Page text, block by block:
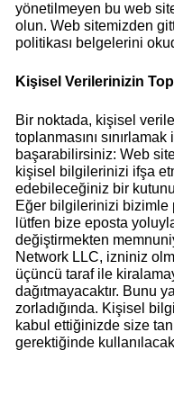
yönetilmeyen bu web
olun. Web sitemizden
politikası belgelerini
Kişisel Verilerinizin
Bir noktada, kişisel
toplanmasını
başarabilirsiniz: Web
kişisel bilgilerinizi ifşa
edebileceğiniz bir
Eğer bilgilerinizi bizimle
lütfen bize eposta
değiştirmekten
Network LLC, izniniz
üçüncü taraf ile
dağıtmayacaktır. Bunu
zorladığında. Kişisel
kabul ettiğinizde size
gerektiğinde